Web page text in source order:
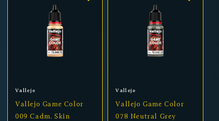
Anbieter:
Vallejo
Vallejo Game Color
009 Cadm. Skin
Anbieter:
Vallejo
Vallejo Game Color
078 Neutral Grey